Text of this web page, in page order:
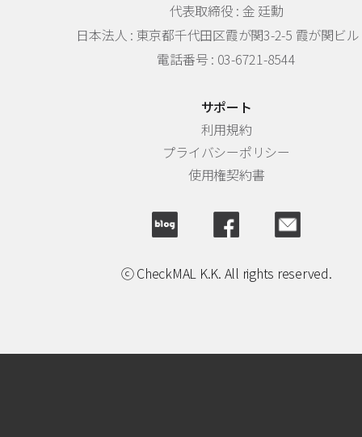
代表取締役 : 金 廷勳
日本法人 : 東京都千代田区霞が関3-2-5 霞が関ビル
電話番号 : 03-6721-8544
サポート
利用規約
プライバシーポリシー
使用権契約書
ⓒ CheckMAL K.K. All rights reserved.